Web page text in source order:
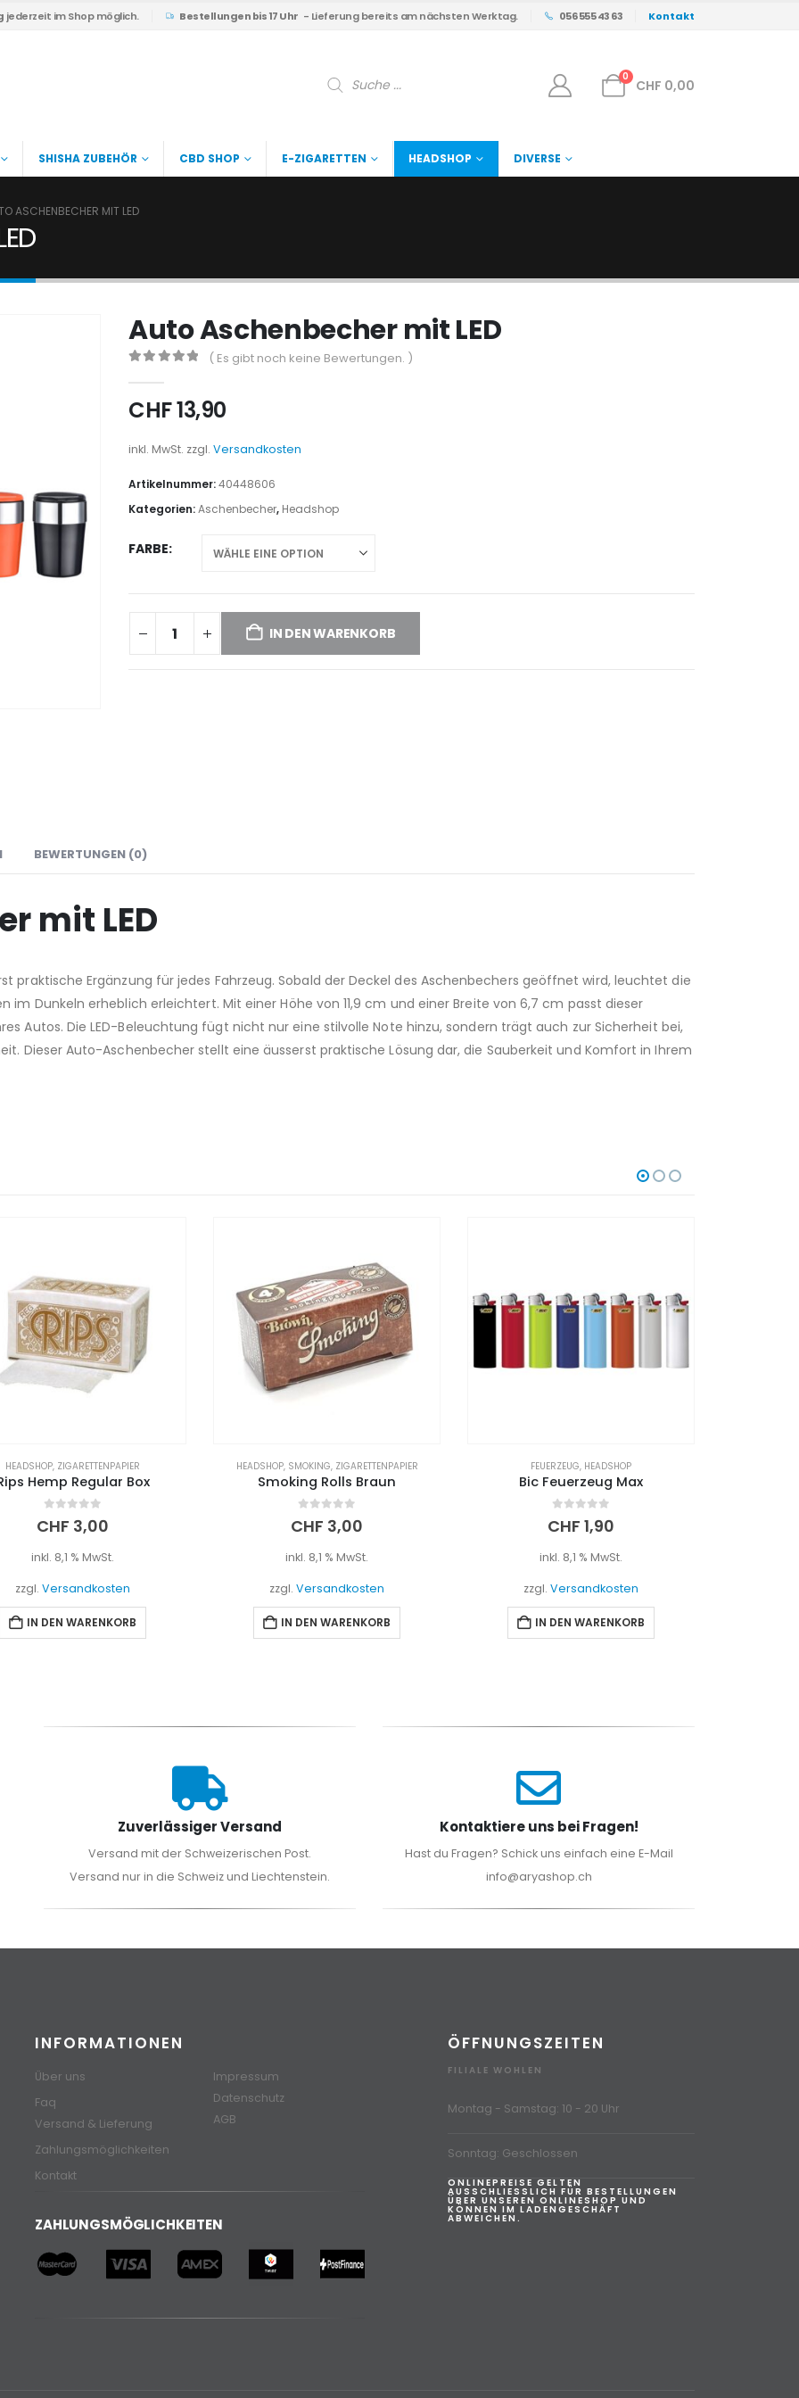
jederzeit im Shop möglich. Bestellungen bis 17 Uhr - Lieferung bereits am nächsten Werktag. 056 555 43 63 Kontakt
Products
search
0
CHF 0,00
SHISHA ZUBEHÖR CBD SHOP E-ZIGARETTEN HEADSHOP DIVERSE
ASCHENBECHER MIT LED
Auto Aschenbecher mit LED
( Es gibt noch keine Bewertungen. )
CHF13,90
inkl. MwSt. zzgl. Versandkosten
Artikelnummer:40448606
Kategorien:Aschenbecher, Headshop
FARBE
IN DEN WARENKORB
BEWERTUNGEN (0)
mit LED
praktische Ergänzung für jedes Fahrzeug. Sobald der Deckel des Aschenbechers geöffnet wird, leuchtet die
im Dunkeln erheblich erleichtert. Mit einer Höhe von 11,9 cm und einer Breite von 6,7 cm passt dieser
Autos. Die LED-Beleuchtung fügt nicht nur eine stilvolle Note hinzu, sondern trägt auch zur Sicherheit bei,
Dieser Auto-Aschenbecher stellt eine äusserst praktische Lösung dar, die Sauberkeit und Komfort in Ihrem
,SMOKING,ZIGARETTENPAPIER
Smoking Rolls Braun
out of 5
CHF 3,00
inkl. 8,1 % MwSt.
zzgl. Versandkosten
IN DEN WARENKORB
FEUERZEUG,HEADSHOP
Bic Feuerzeug Max
out of 5
CHF 1,90
inkl. 8,1 % MwSt.
zzgl. Versandkosten
IN DEN WARENKORB
HEADSHOP,ZIGARETTENPAPIER
Rips Hemp Slim Box
out of 5
CHF3,00
inkl. 8,1 % MwSt.
zzgl. Versandkosten
IN DEN WARENKORB
Zuverlässiger Versand
Versand mit der Schweizerischen Post.
Versand nur in die Schweiz und Liechtenstein.
Kontaktiere uns bei Fragen!
Hast du Fragen? Schick uns einfach eine E-Mail
info@aryashop.ch
INFORMATIONEN
Über uns
Faq
Versand & Lieferung
Zahlungsmöglichkeiten
Kontakt
Impressum
Datenschutz
AGB
ZAHLUNGSMÖGLICHKEITEN
ÖFFNUNGSZEITEN
FILIALE WOHLEN
Montag - Samstag: 10 - 20 Uhr
Sonntag: Geschlossen
ONLINEPREISE GELTEN
AUSSCHLIESSLICH FÜR BESTELLUNGEN
ÜBER UNSEREN ONLINESHOP UND
KÖNNEN IM LADENGESCHÄFT
ABWEICHEN.